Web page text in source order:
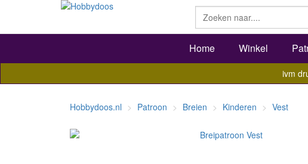
Home Winkel
ivm
Hobbydoos.nl Patroon Breien Kinderen Vest